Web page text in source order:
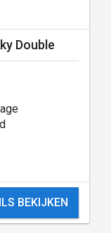
Double
BEKIJKEN